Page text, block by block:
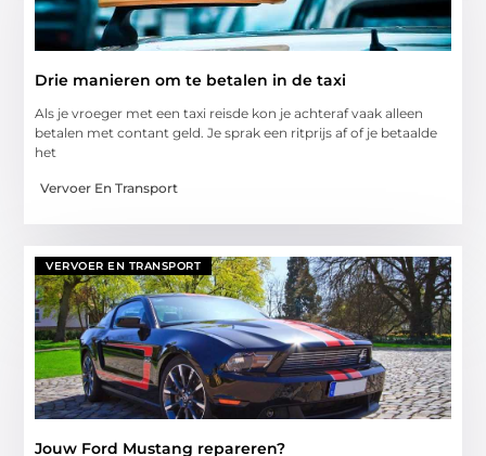
Drie manieren om te betalen in de taxi
Als je vroeger met een taxi reisde kon je achteraf vaak alleen
betalen met contant geld. Je sprak een ritprijs af of je betaalde
het
Vervoer En Transport
VERVOER EN TRANSPORT
Jouw Ford Mustang repareren?